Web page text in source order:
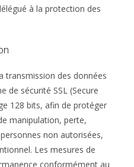
à la protection des
transmission des données
de sécurité SSL (Secure
128 bits, afin de protéger
manipulation, perte,
non autorisées,
Les mesures de
conformément au